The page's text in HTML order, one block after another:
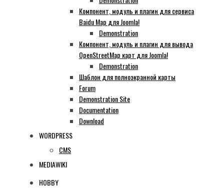
Компонент, модуль и плагин для сервиса
Baidu Map для Joomla!
Demonstration
Компонент, модуль и плагин для вывода
OpenStreetMap карт для Joomla!
Demonstration
Шаблон для полноэкранной карты
Forum
Demonstration Site
Documentation
Download
WORDPRESS
CMS
MEDIAWIKI
HOBBY